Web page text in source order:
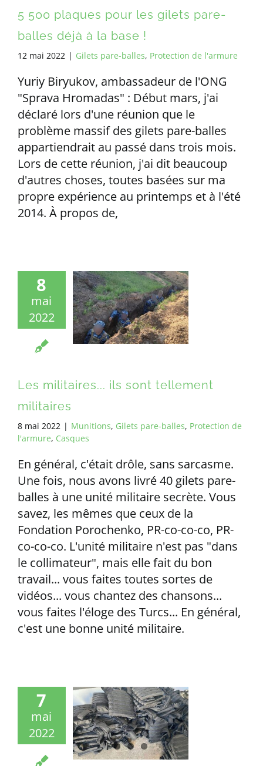
5 500 plaques pour les gilets pare-
balles déjà à la base !
12 mai 2022 | Gilets pare-balles, Protection de l'armure
Yuriy Biryukov, ambassadeur de l'ONG
"Sprava Hromadas" : Début mars, j'ai
déclaré lors d'une réunion que le
problème massif des gilets pare-balles
appartiendrait au passé dans trois mois.
Lors de cette réunion, j'ai dit beaucoup
d'autres choses, toutes basées sur ma
propre expérience au printemps et à l'été
2014. À propos de,
8
mai
2022
Les militaires... ils sont tellement
militaires
8 mai 2022 | Munitions, Gilets pare-balles, Protection de
l'armure, Casques
En général, c'était drôle, sans sarcasme.
Une fois, nous avons livré 40 gilets pare-
balles à une unité militaire secrète. Vous
savez, les mêmes que ceux de la
Fondation Porochenko, PR-co-co-co, PR-
co-co-co. L'unité militaire n'est pas "dans
le collimateur", mais elle fait du bon
travail... vous faites toutes sortes de
vidéos... vous chantez des chansons...
vous faites l'éloge des Turcs... En général,
c'est une bonne unité militaire.
7
mai
2022